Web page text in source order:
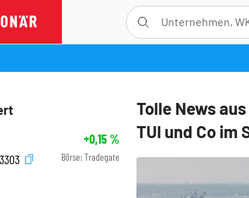
Tolle News
TUI und Co im
+0,15%
Börse: Tradegate